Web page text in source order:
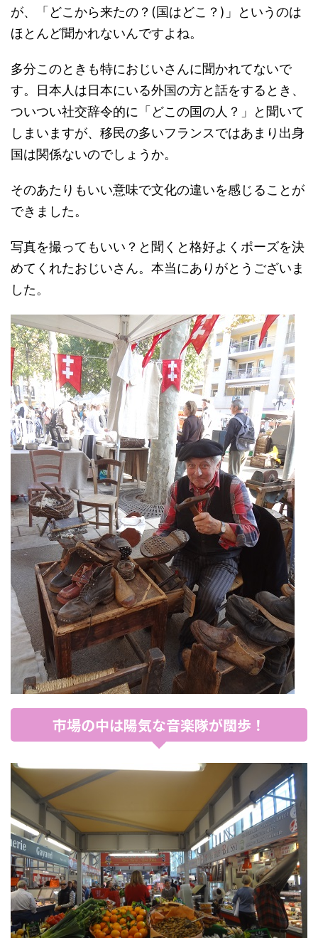
が、「どこから来たの？(国はどこ？)」というのは
ほとんど聞かれないんですよね。
多分このときも特におじいさんに聞かれてないで
す。日本人は日本にいる外国の方と話をするとき、
ついつい社交辞令的に「どこの国の人？」と聞いて
しまいますが、移民の多いフランスではあまり出身
国は関係ないのでしょうか。
そのあたりもいい意味で文化の違いを感じることが
できました。
写真を撮ってもいい？と聞くと格好よくポーズを決
めてくれたおじいさん。本当にありがとうございま
した。
市場の中は陽気な音楽隊が闊歩！